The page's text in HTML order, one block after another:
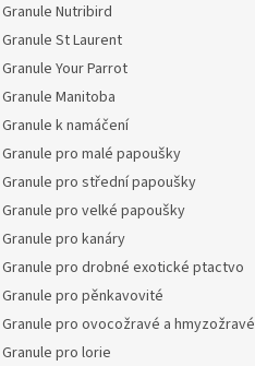
Granule Nutribird
Granule St Laurent
Granule Your Parrot
Granule Manitoba
Granule k namáčení
Granule pro malé papoušky
Granule pro střední papoušky
Granule pro velké papoušky
Granule pro kanáry
Granule pro drobné exotické ptactvo
Granule pro pěnkavovité
Granule pro ovocožravé a hmyzožravé
Granule pro lorie